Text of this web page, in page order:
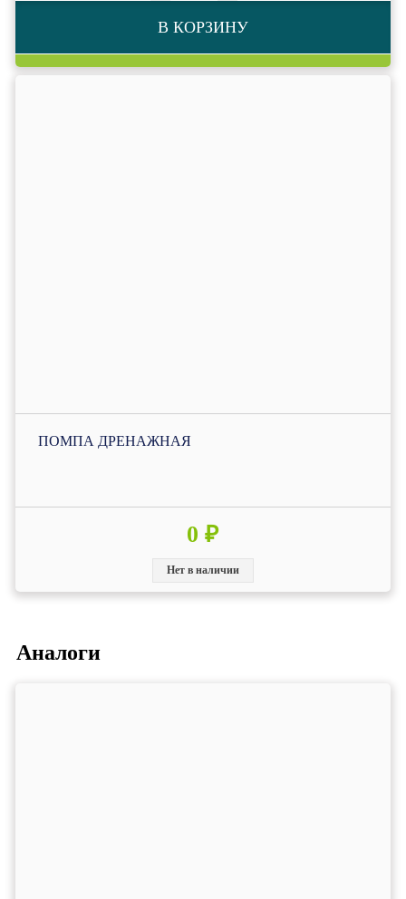
В КОРЗИНУ
ПОМПА ДРЕНАЖНАЯ
0 ₽
Нет в наличии
Аналоги